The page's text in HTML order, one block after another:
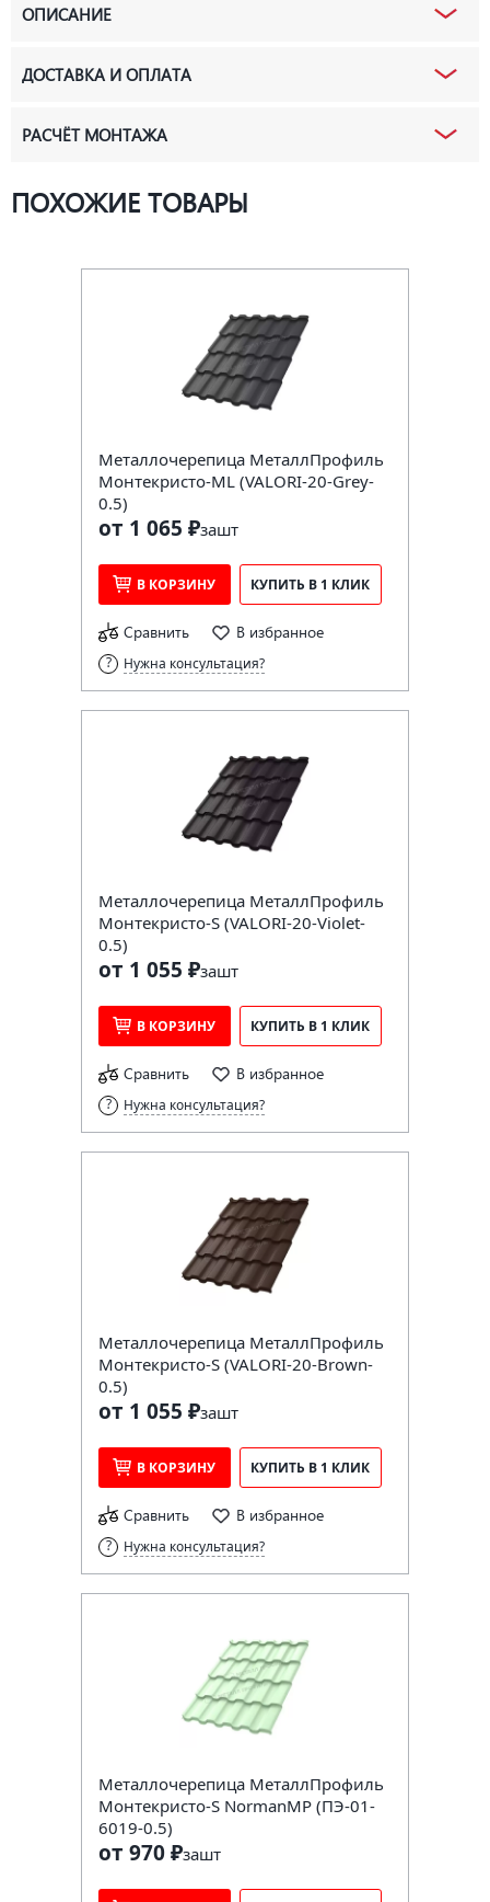
ОПИСАНИЕ
ДОСТАВКА И ОПЛАТА
РАСЧЁТ МОНТАЖА
ПОХОЖИЕ ТОВАРЫ
Металлочерепица МеталлПрофиль
Монтекристо-ML (VALORI-20-Grey-
0.5)
от 1 065 ₽зашт
В КОРЗИНУ КУПИТЬ В 1 КЛИК
Сравнить В избранное
Нужна консультация?
Металлочерепица МеталлПрофиль
Монтекристо-S (VALORI-20-Violet-
0.5)
от 1 055 ₽зашт
В КОРЗИНУ КУПИТЬ В 1 КЛИК
Сравнить В избранное
Нужна консультация?
Металлочерепица МеталлПрофиль
Монтекристо-S (VALORI-20-Brown-
0.5)
от 1 055 ₽зашт
В КОРЗИНУ КУПИТЬ В 1 КЛИК
Сравнить В избранное
Нужна консультация?
Металлочерепица МеталлПрофиль
Монтекристо-S NormanMP (ПЭ-01-
6019-0.5)
от 970 ₽зашт